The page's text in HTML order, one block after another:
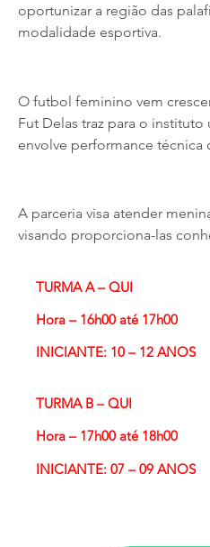
oportunizar a região das
modalidade esportiva.
O futbol feminino vem
Fut Delas traz para o
envolve performance
A parceria visa atender
visando proporciona-las
TURMA A – QUI
Hora – 16h00 até 17h00
INICIANTE: 10 – 12 ANOS
TURMA B – QUI
Hora – 17h00 até 18h00
INICIANTE: 07 – 09 ANOS